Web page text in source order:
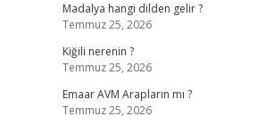
Madalya hangi dilden gelir ?
Temmuz 25, 2026
Kiğili nerenin ?
Temmuz 25, 2026
Emaar AVM Arapların mı ?
Temmuz 25, 2026